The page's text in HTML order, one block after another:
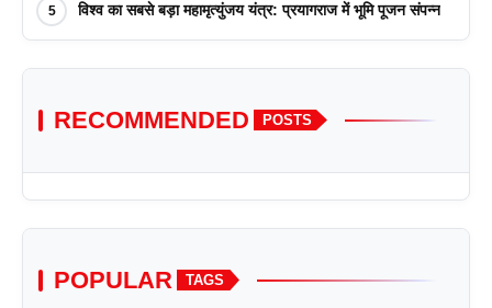
5 विश्व का सबसे बड़ा महामृत्युंजय यंत्र: प्रयागराज में भूमि पूजन संपन्न
RECOMMENDED POSTS
POPULAR TAGS